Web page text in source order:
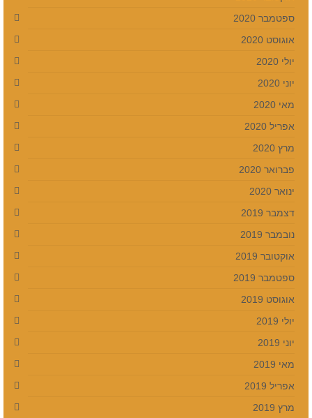
ספטמבר 2020
אוגוסט 2020
יולי 2020
יוני 2020
מאי 2020
אפריל 2020
מרץ 2020
פברואר 2020
ינואר 2020
דצמבר 2019
נובמבר 2019
אוקטובר 2019
ספטמבר 2019
אוגוסט 2019
יולי 2019
יוני 2019
מאי 2019
אפריל 2019
מרץ 2019